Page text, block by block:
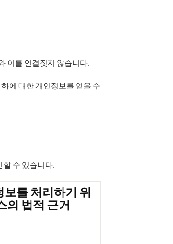
이를 연결짓지 않습니다.
에 대한 개인정보를 얻을 수
수 있습니다.
를 처리하기 위
의 법적 근거